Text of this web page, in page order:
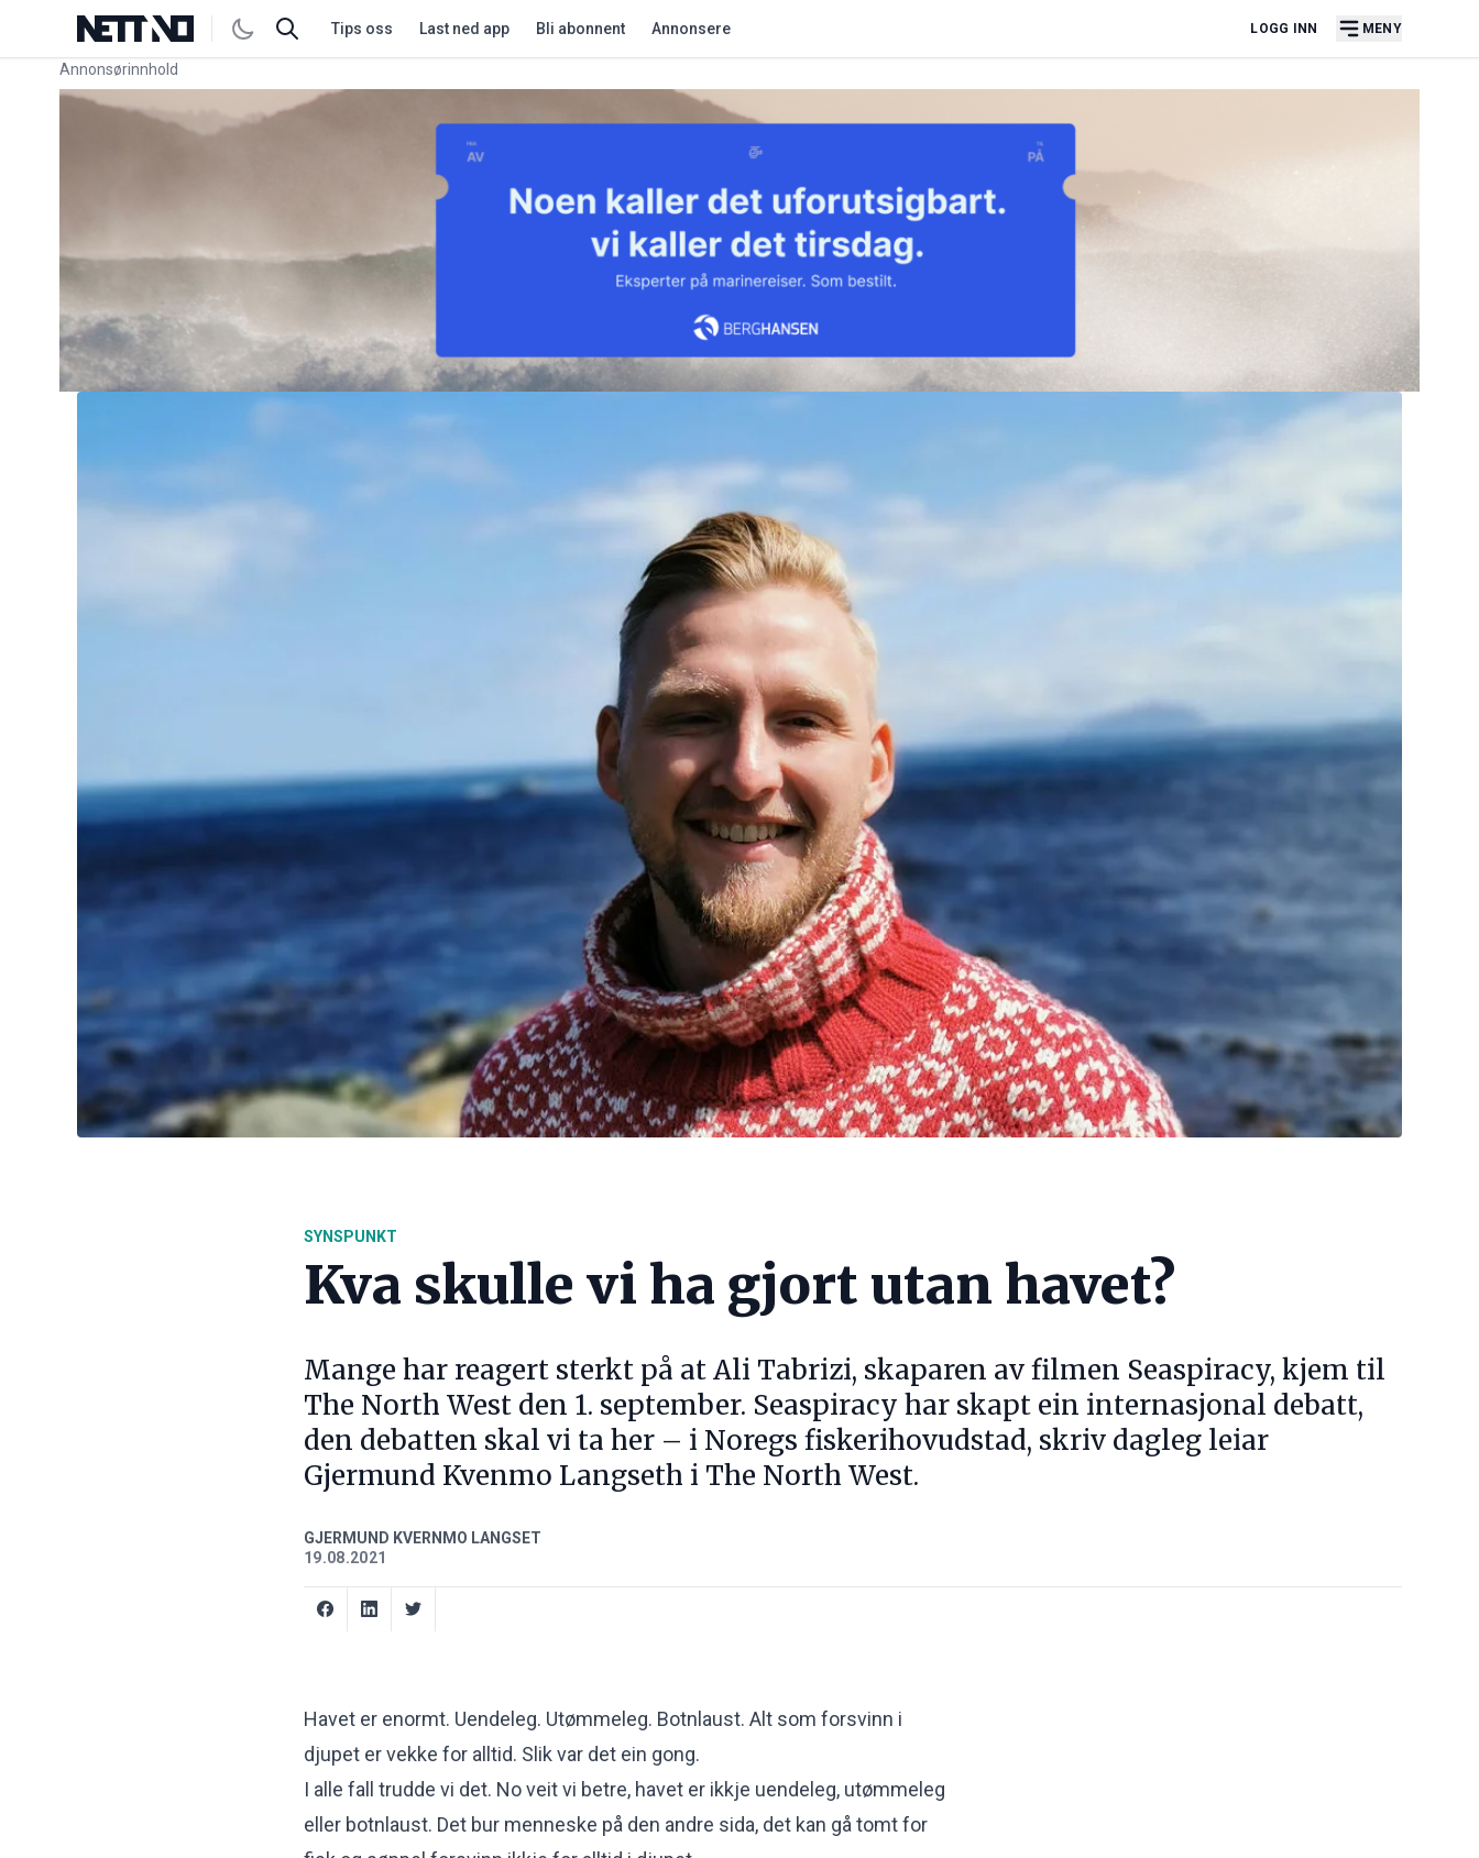
Tips oss Last ned app Bli abonnent Annonsere LOGG INN MENY
Annonsørinnhold
Link for annonse
SYNSPUNKT
Kva skulle vi ha gjort utan havet?
Mange har reagert sterkt på at Ali Tabrizi, skaparen av filmen Seaspiracy, kjem til
The North West den 1. september. Seaspiracy har skapt ein internasjonal debatt,
den debatten skal vi ta her – i Noregs fiskerihovudstad, skriv dagleg leiar
Gjermund Kvenmo Langseth i The North West.
GJERMUND KVERNMO LANGSET
19.08.2021
Havet er enormt. Uendeleg. Utømmeleg. Botnlaust. Alt som forsvinn i
djupet er vekke for alltid. Slik var det ein gong.
I alle fall trudde vi det. No veit vi betre, havet er ikkje uendeleg, utømmeleg
eller botnlaust. Det bur menneske på den andre sida, det kan gå tomt for